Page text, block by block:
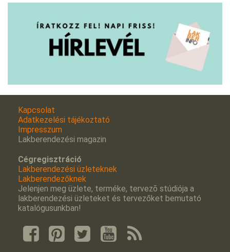
Kapcsolat
Adatkezelési tájékoztató
Impresszum
Lakberendezési magazin
Cégregisztráció
Lakberendezési üzleteknek
Lakberendezőknek
Jelenjen meg üzlete, terméke, tervezõ stúdiója a
lakberendezési üzleteket és tervezőket bemutató
katalógusunkban!